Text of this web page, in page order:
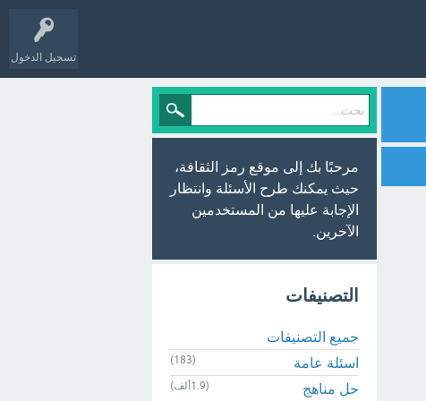
تسجيل الدخول
مرحبًا بك إلى موقع رمز الثقافة،
حيث يمكنك طرح الأسئلة وانتظار
الإجابة عليها من المستخدمين
الآخرين.
التصنيفات
جميع التصنيفات
اسئلة عامة
(183)
حل مناهج (1.9ألف)